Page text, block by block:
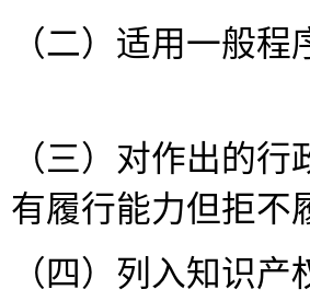
）适用一般程
）对作出的行
有履行能力但拒不
）列入知识产